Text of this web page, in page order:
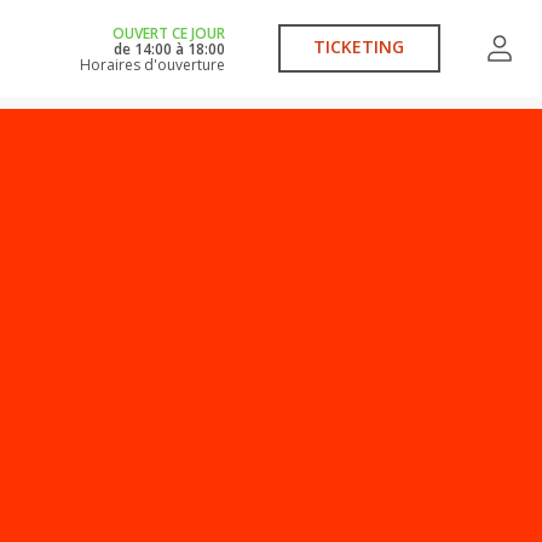
OUVERT CE JOUR
de 14:00 à 18:00
Horaires d'ouverture
TICKETING